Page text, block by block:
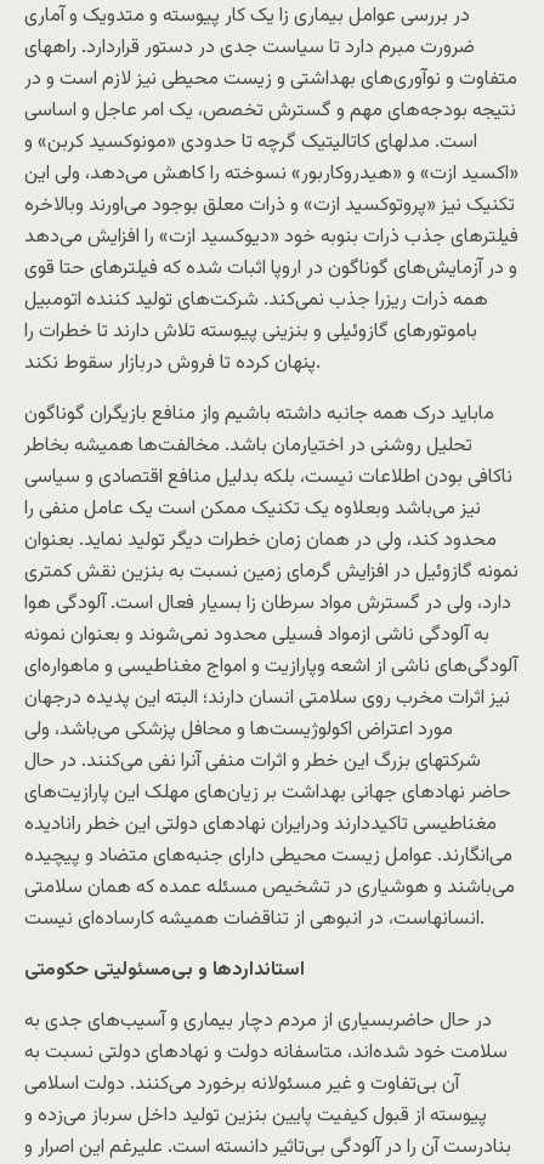
در بررسی عوامل بیماری زا یک کار پیوسته و متدویک و آماری
ضرورت مبرم دارد تا سیاست جدی در دستور قراردارد. راههای
متفاوت و نوآوری‌های بهداشتی و زیست محیطی نیز لازم است و در
نتیجه بودجه‌های مهم و گسترش تخصص، یک امر عاجل و اساسی
است. مدلهای کاتالیتیک گرچه تا حدودی «مونوکسید کربن» و
«اکسید ازت» و «هیدروکاربور» نسوخته را کاهش می‌دهد، ولی این
تکنیک نیز «پروتوکسید ازت» و ذرات معلق بوجود می‌اورند وبالاخره
فیلترهای جذب ذرات بنوبه خود «دیوکسید ازت» را افزایش می‌دهد
و در آزمایش‌های گوناگون در اروپا اثبات شده که فیلترهای حتا قوی
همه ذرات ریزرا جذب نمی‌کند. شرکت‌های تولید کننده اتومبیل
باموتورهای گازوئیلی و بنزینی پیوسته تلاش دارند تا خطرات را
پنهان کرده تا فروش دربازار سقوط نکند.
ماباید درک همه جانبه داشته باشیم واز منافع بازیگران گوناگون
تحلیل روشنی در اختیارمان باشد. مخالفت‌ها همیشه بخاطر
ناکافی بودن اطلاعات نیست، بلکه بدلیل منافع اقتصادی و سیاسی
نیز می‌باشد وبعلاوه یک تکنیک ممکن است یک عامل منفی را
محدود کند، ولی در‌‌ همان زمان خطرات دیگر تولید نماید. بعنوان
نمونه گازوئیل در افزایش گرمای زمین نسبت به بنزین نقش کمتری
دارد، ولی در گسترش مواد سرطان زا بسیار فعال است. آلودگی هوا
به آلودگی ناشی ازمواد فسیلی محدود نمی‌شوند و بعنوان نمونه
آلودگی‌های ناشی از اشعه وپارازیت و امواج مغناطیسی و ماهواره‌ای
نیز اثرات مخرب روی سلامتی انسان دارند؛ البته این پدیده درجهان
مورد اعتراض اکولوژیست‌ها و محافل پزشکی می‌باشد، ولی
شرکتهای بزرگ این خطر و اثرات منفی آنرا نفی می‌کنند. در حال
حاضر نهادهای جهانی بهداشت بر زیان‌های مهلک این پارازیت‌های
مغناطیسی تاکیددارند ودرایران نهادهای دولتی این خطر رانادیده
می‌انگارند. عوامل زیست محیطی دارای جنبه‌های متضاد و پیچیده
می‌باشند و هوشیاری در تشخیص مسئله عمده که‌‌ همان سلامتی
انسانهاست، در انبوهی از تناقضات همیشه کارساده‌ای نیست.
استاندارد‌ها و بی‌مسئولیتی حکومتی
در حال حاضربسیاری از مردم دچار بیماری و آسیب‌های جدی به
سلامت خود شده‌اند، متاسفانه دولت و نهادهای دولتی نسبت به
آن بی‌تفاوت و غیر مسئولانه برخورد می‌کنند. دولت اسلامی
پیوسته از قبول کیفیت پایین بنزین تولید داخل سرباز می‌زده و
بنادرست آن را در آلودگی بی‌تاثیر دانسته است. علیرغم این اصرار و